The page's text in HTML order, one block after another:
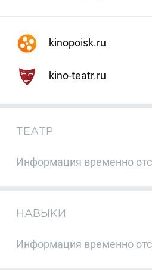
kinopoisk.ru
kino-teatr.ru
ТЕАТР
Информация временно
НАВЫКИ
Информация временно